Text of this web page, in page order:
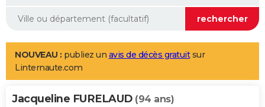
Aménagement intérieur
LIFESTYLE
Art de vivre
Bien-être
Loisirs
Mode
Modes de vie
Alimentation
Guide de la santé
Maladies
Médicaments
Sommeil
VOYAGE
NOUVEAU : publiez un avis de décès gratuitsur
Linternaute.com
Jacqueline FURELAUD (94 ans)